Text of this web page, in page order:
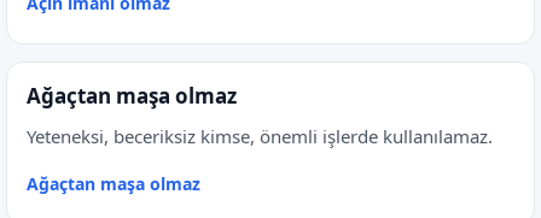
Ağaçtan maşa olmaz
Yeteneksi, beceriksiz kimse, önemli işlerde kullanılamaz.
Ağaçtan maşa olmaz